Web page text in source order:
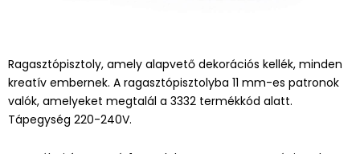
Ragasztópisztoly, amely alapvető dekorációs kellék, minden
kreatív embernek. A ragasztópisztolyba 11 mm-es patronok
valók, amelyeket megtalál a 3332 termékkód alatt.
Tápegység 220-240V.